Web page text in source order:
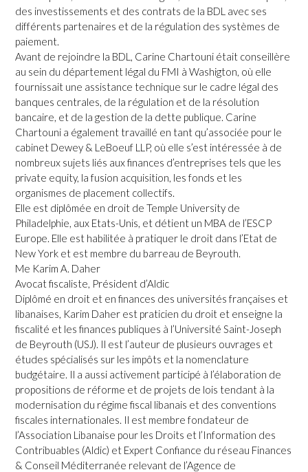
des investissements et des contrats de la BDL avec ses
différents partenaires et de la régulation des systèmes de
paiement.
Avant de rejoindre la BDL, Carine Chartouni était conseillère
au sein du département légal du FMI à Washigton, où elle
fournissait une assistance technique sur le cadre légal des
banques centrales, de la régulation et de la résolution
bancaire, et de la gestion de la dette publique. Carine
Chartouni a également travaillé en tant qu’associée pour le
cabinet Dewey & LeBoeuf LLP, où elle s’est intéressée à de
nombreux sujets liés aux finances d’entreprises tels que les
private equity, la fusion acquisition, les fonds et les
organismes de placement collectifs.
Elle est diplômée en droit de Temple University de
Philadelphie, aux Etats-Unis, et détient un MBA de l’ESCP
Europe. Elle est habilitée à pratiquer le droit dans l’Etat de
New York et est membre du barreau de Beyrouth.
Me Karim A. Daher
Avocat fiscaliste, Président d’Aldic
Diplômé en droit et en finances des universités françaises et
libanaises, Karim Daher est praticien du droit et enseigne la
fiscalité et les finances publiques à l’Université Saint-Joseph
de Beyrouth (USJ). Il est l’auteur de plusieurs ouvrages et
études spécialisés sur les impôts et la nomenclature
budgétaire. Il a aussi activement participé à l’élaboration de
propositions de réforme et de projets de lois tendant à la
modernisation du régime fiscal libanais et des conventions
fiscales internationales. Il est membre fondateur de
l’Association Libanaise pour les Droits et l’Information des
Contribuables (Aldic) et Expert Confiance du réseau Finances
& Conseil Méditerranée relevant de l’Agence de